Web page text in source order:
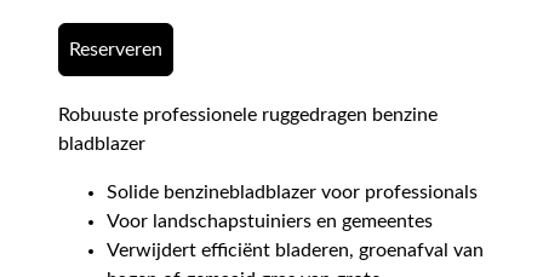
Reserveren
Robuuste professionele ruggedragen benzine
bladblazer
Solide benzinebladblazer voor professionals
Voor landschapstuiniers en gemeentes
Verwijdert efficiënt bladeren, groenafval van